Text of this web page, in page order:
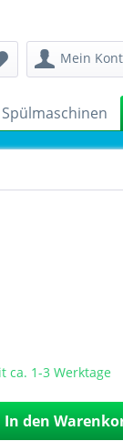
Mein
Spülmaschinen
ca. 1-3 Werktage
In den